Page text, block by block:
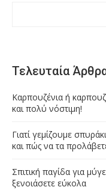
Τελευταία
Καρπουζένια ή
και πολύ νόστιμη!
Γιατί γεμίζουμε
και πώς να τα
Σπιτική παγίδα για
ξενοιάσετε εύκολα